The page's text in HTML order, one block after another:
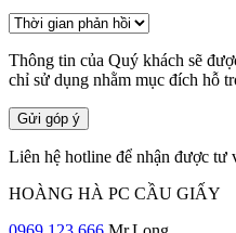
Thông tin của Quý khách sẽ
chỉ sử dụng nhằm mục đích hỗ
Gửi góp ý
Liên hệ hotline để nhận được tư
HOÀNG HÀ PC CẦU GIẤY